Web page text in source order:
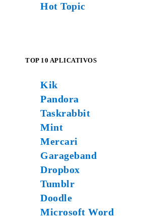
Hot Topic
TOP 10 APLICATIVOS
Kik
Pandora
Taskrabbit
Mint
Mercari
Garageband
Dropbox
Tumblr
Doodle
Microsoft Word